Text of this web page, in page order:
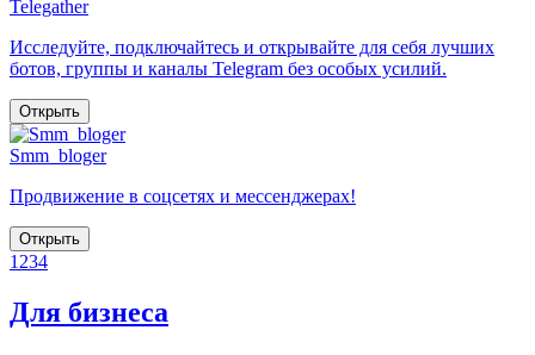
Telegather
Исследуйте, подключайтесь и открывайте для себя лучших
ботов, группы и каналы Telegram без особых усилий.
Открыть
Smm_bloger
Продвижение в соцсетях и мессенджерах!
Открыть
1 234
Для бизнеса